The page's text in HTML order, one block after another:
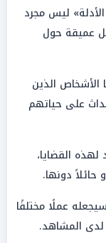
ليس مجرد
عميقة حول
الذين
على حياتهم
القضايا،
حائلاً دونها.
عملًا مختلفًا
لدى المشاهد.